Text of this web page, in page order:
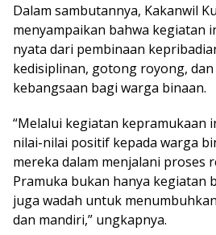
Dalam sambutannya, Kakanwil
menyampaikan bahwa kegiatan
nyata dari pembinaan
kedisiplinan, gotong royong,
kebangsaan bagi warga binaan.
“Melalui kegiatan kepramukaan
nilai-nilai positif kepada warga
mereka dalam menjalani proses
Pramuka bukan hanya kegiatan
juga wadah untuk
dan mandiri,” ungkapnya.